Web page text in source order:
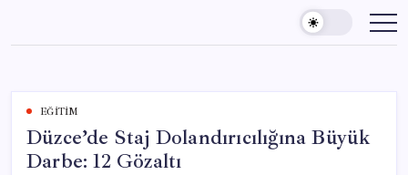
content
EĞITIM
Düzce’de Staj Dolandırıcılığına Büyük
Darbe: 12 Gözaltı